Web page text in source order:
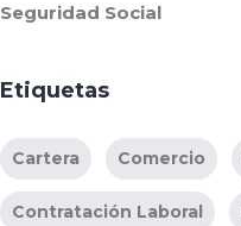
Seguridad Social
Etiquetas
Cartera Comercio
Contratación Laboral